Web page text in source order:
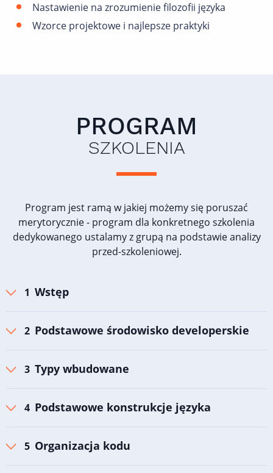
Nastawienie na zrozumienie filozofii języka
Wzorce projektowe i najlepsze praktyki
PROGRAM
SZKOLENIA
Program jest ramą w jakiej możemy się poruszać
merytorycznie - program dla konkretnego szkolenia
dedykowanego ustalamy z grupą na podstawie analizy
przed-szkoleniowej.
Wstęp
Podstawowe środowisko developerskie
Typy wbudowane
Podstawowe konstrukcje języka
Organizacja kodu